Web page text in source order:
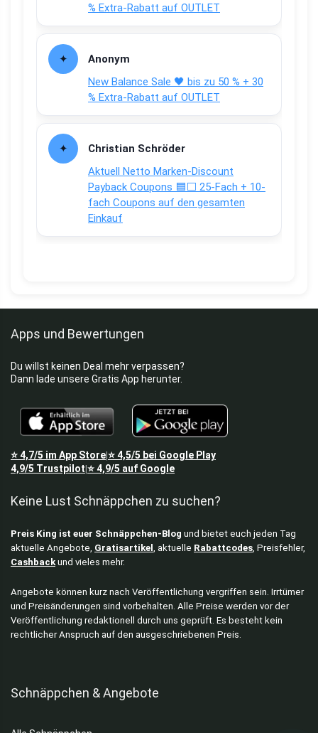
% Extra-Rabatt auf OUTLET
Anonym
New Balance Sale 🖤 bis zu 50 % + 30
% Extra-Rabatt auf OUTLET
Christian Schröder
Aktuell Netto Marken-Discount
Payback Coupons 🟦⬜ 25-Fach + 10-
fach Coupons auf den gesamten
Einkauf
Apps und Bewertungen
Du willst keinen Deal mehr verpassen?
Dann lade unsere Gratis App herunter.
⭐4,7/5 im App Store⭐4,5/5 bei Google Play
4,9/5 Trustpilot ⭐4,9/5 auf Google
Keine Lust Schnäppchen zu suchen?
Preis King ist euer Schnäppchen-Blog und bietet euch jeden Tag
aktuelle Angebote, Gratisartikel , aktuelle Rabattcodes, Preisfehler,
Cashbackund vieles mehr.
Angebote können kurz nach Veröffentlichung vergriffen sein. Irrtümer
und Preisänderungen sind vorbehalten. Alle Preise werden vor der
Veröffentlichung redaktionell durch uns geprüft. Es besteht kein
rechtlicher Anspruch auf den ausgeschriebenen Preis.
Schnäppchen & Angebote